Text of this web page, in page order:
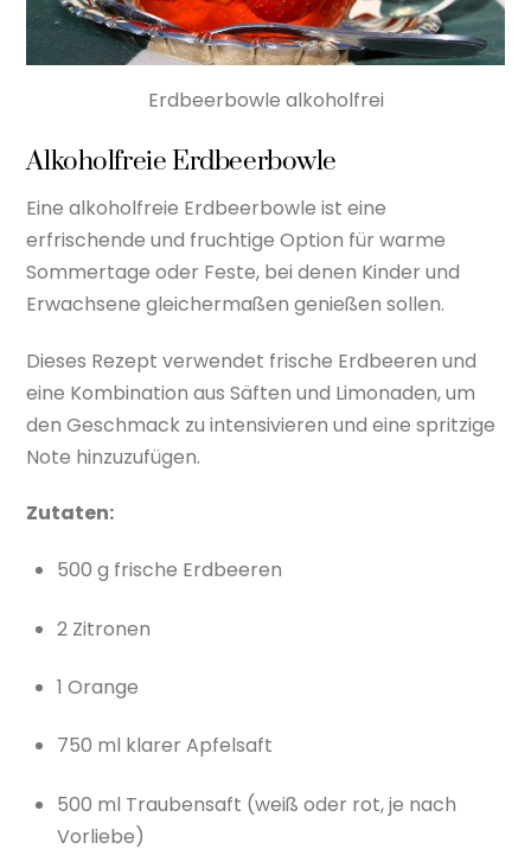
Erdbeerbowle alkoholfrei
Alkoholfreie Erdbeerbowle
Eine alkoholfreie Erdbeerbowle ist eine
erfrischende und fruchtige Option für warme
Sommertage oder Feste, bei denen Kinder und
Erwachsene gleichermaßen genießen sollen.
Dieses Rezept verwendet frische Erdbeeren und
eine Kombination aus Säften und Limonaden, um
den Geschmack zu intensivieren und eine spritzige
Note hinzuzufügen.
Zutaten:
500 g frische Erdbeeren
2 Zitronen
1 Orange
750 ml klarer Apfelsaft
500 ml Traubensaft (weiß oder rot, je nach
Vorliebe)